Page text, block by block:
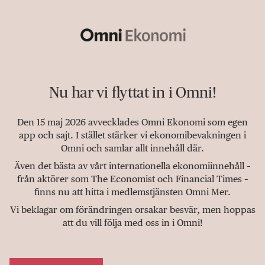
Nu har vi flyttat in i Omni!
Den 15 maj 2026 avvecklades Omni Ekonomi som egen
app och sajt. I stället stärker vi ekonomibevakningen i
Omni och samlar allt innehåll där.
Även det bästa av vårt internationella ekonomiinnehåll –
från aktörer som The Economist och Financial Times –
finns nu att hitta i medlemstjänsten Omni Mer.
Vi beklagar om förändringen orsakar besvär, men hoppas
att du vill följa med oss in i Omni!